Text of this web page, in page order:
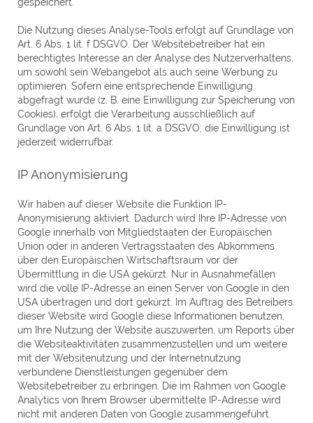
Die Nutzung dieses Analyse-Tools erfolgt auf Grundlage von
Art. 6 Abs. 1 lit. f DSGVO. Der Websitebetreiber hat ein
berechtigtes Interesse an der Analyse des Nutzerverhaltens,
um sowohl sein Webangebot als auch seine Werbung zu
optimieren. Sofern eine entsprechende Einwilligung
abgefragt wurde (z. B. eine Einwilligung zur Speicherung von
Cookies), erfolgt die Verarbeitung ausschließlich auf
Grundlage von Art. 6 Abs. 1 lit. a DSGVO; die Einwilligung ist
jederzeit widerrufbar.
IP Anonymisierung
Wir haben auf dieser Website die Funktion IP-
Anonymisierung aktiviert. Dadurch wird Ihre IP-Adresse von
Google innerhalb von Mitgliedstaaten der Europäischen
Union oder in anderen Vertragsstaaten des Abkommens
über den Europäischen Wirtschaftsraum vor der
Übermittlung in die USA gekürzt. Nur in Ausnahmefällen
wird die volle IP-Adresse an einen Server von Google in den
USA übertragen und dort gekürzt. Im Auftrag des Betreibers
dieser Website wird Google diese Informationen benutzen,
um Ihre Nutzung der Website auszuwerten, um Reports über
die Websiteaktivitäten zusammenzustellen und um weitere
mit der Websitenutzung und der Internetnutzung
verbundene Dienstleistungen gegenüber dem
Websitebetreiber zu erbringen. Die im Rahmen von Google
Analytics von Ihrem Browser übermittelte IP-Adresse wird
nicht mit anderen Daten von Google zusammengeführt.